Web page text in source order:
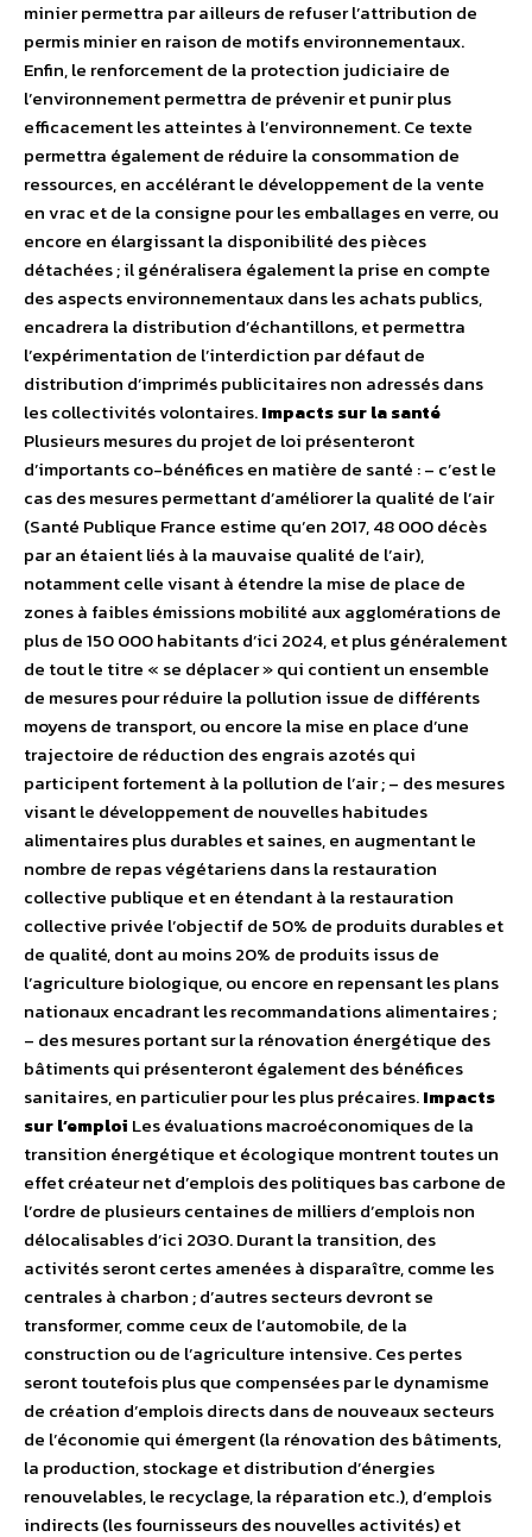
minier permettra par ailleurs de refuser l’attribution de
permis minier en raison de motifs environnementaux.
Enfin, le renforcement de la protection judiciaire de
l’environnement permettra de prévenir et punir plus
efficacement les atteintes à l’environnement. Ce texte
permettra également de réduire la consommation de
ressources, en accélérant le développement de la vente
en vrac et de la consigne pour les emballages en verre, ou
encore en élargissant la disponibilité des pièces
détachées ; il généralisera également la prise en compte
des aspects environnementaux dans les achats publics,
encadrera la distribution d’échantillons, et permettra
l’expérimentation de l’interdiction par défaut de
distribution d’imprimés publicitaires non adressés dans
les collectivités volontaires.Impacts sur la santé
Plusieurs mesures du projet de loi présenteront
d’importants co-bénéfices en matière de santé : – c’est le
cas des mesures permettant d’améliorer la qualité de l’air
(Santé Publique France estime qu’en 2017, 48 000 décès
par an étaient liés à la mauvaise qualité de l’air),
notamment celle visant à étendre la mise de place de
zones à faibles émissions mobilité aux agglomérations de
plus de 150 000 habitants d’ici 2024, et plus généralement
de tout le titre « se déplacer » qui contient un ensemble
de mesures pour réduire la pollution issue de différents
moyens de transport, ou encore la mise en place d’une
trajectoire de réduction des engrais azotés qui
participent fortement à la pollution de l’air ; – des mesures
visant le développement de nouvelles habitudes
alimentaires plus durables et saines, en augmentant le
nombre de repas végétariens dans la restauration
collective publique et en étendant à la restauration
collective privée l’objectif de 50% de produits durables et
de qualité, dont au moins 20% de produits issus de
l’agriculture biologique, ou encore en repensant les plans
nationaux encadrant les recommandations alimentaires ;
– des mesures portant sur la rénovation énergétique des
bâtiments qui présenteront également des bénéfices
sanitaires, en particulier pour les plus précaires.Impacts
sur l’emploi Les évaluations macroéconomiques de la
transition énergétique et écologique montrent toutes un
effet créateur net d’emplois des politiques bas carbone de
l’ordre de plusieurs centaines de milliers d’emplois non
délocalisables d’ici 2030. Durant la transition, des
activités seront certes amenées à disparaître, comme les
centrales à charbon ; d’autres secteurs devront se
transformer, comme ceux de l’automobile, de la
construction ou de l’agriculture intensive. Ces pertes
seront toutefois plus que compensées par le dynamisme
de création d’emplois directs dans de nouveaux secteurs
de l’économie qui émergent (la rénovation des bâtiments,
la production, stockage et distribution d’énergies
renouvelables, le recyclage, la réparation etc.), d’emplois
indirects (les fournisseurs des nouvelles activités) et